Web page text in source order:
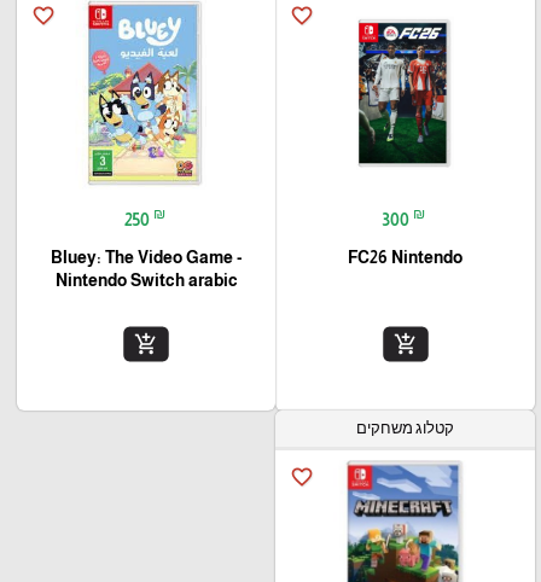
favorite_border
300 ₪
FC26 Nintendo
add_shopping_cart
favorite_border
250 ₪
Bluey: The Video Game -
Nintendo Switch arabic
add_shopping_cart
קטלוג משחקים
favorite_border